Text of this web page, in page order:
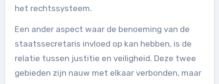
het rechtssysteem.
Een ander aspect waar de benoeming van de
staatssecretaris invloed op kan hebben, is de
relatie tussen justitie en veiligheid. Deze twee
gebieden zijn nauw met elkaar verbonden, maar